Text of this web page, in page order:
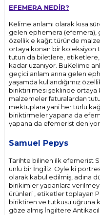
EFEMERA NEDİR?
Kelime anlamı olarak kısa
gelen ephemera (efemera),
özellikle kağıt türünde
ortaya konan bir koleksiyon
tutun da biletlere, etiketlere,
kadar uzanıyor. BuKelime
geçici anlamlarına gelen
yaşamda kullandığımız
biriktirilmesi şeklinde ortaya
malzemeler faturalardan
mektuplara yani her türlü
biriktirmeler yapana da
yapana da efemerist deniyor.
Samuel Pepys
Tarihte bilinen ilk efemerist
ünlü bir İngiliz. Öyle ki
olarak kabul edilmiş, adına
birikimler yapanlara
ürünleri , etiketler toplayan
biriktiren ve tutkusu uğruna
göze almış İngiltere